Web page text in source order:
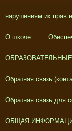
нарушениям их прав
О школе
Обратная связь
Обратная связь для
ОБЩАЯ